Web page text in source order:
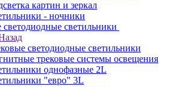
картин и зеркал
- ночники
светодиодные светильники
светодиодные светильники
трековые системы освещения
однофазные 2L
"евро" 3L